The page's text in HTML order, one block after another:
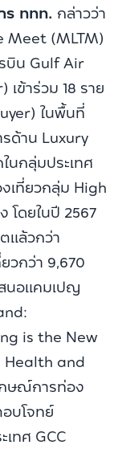
ร ททท. กล่าวว่า
Meet (MLTM)
บิน Gulf Air
ข้าร่วม 18 ราย
ในพื้นที่
รด้าน Luxury
นกลุ่มประเทศ
เที่ยวกลุ่ม High
โดยในปี 2567
แล้วกว่า
วกว่า 9,670
นอแคมเปญ
is the New
Health and
ษณ์การท่อง
บโจทย์
ทศ GCC